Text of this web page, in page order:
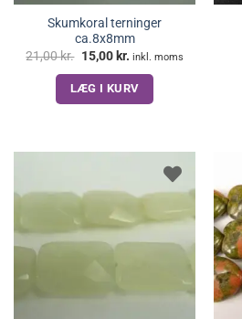
Skumkoral terninger
ca.8x8mm
21,00kr. Den
oprindelige
pris
var:
21,00 kr..
15,00 kr. Den
pris
er:
15,00 kr..
inkl. moms
LÆG I KURV